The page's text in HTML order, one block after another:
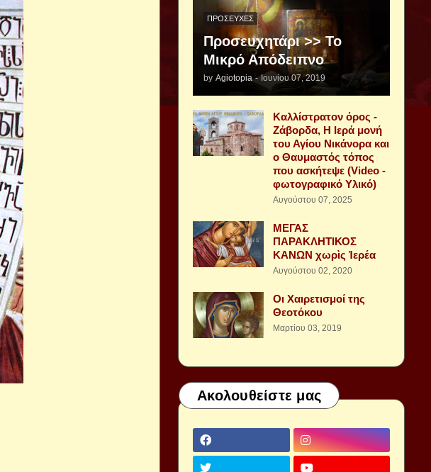
ΠΡΟΣΕΥΧΈΣ
Προσευχητάρι >> Το
Μικρό Απόδειπνο
by Agiotopia - Ιουνίου 07, 2019
Καλλίστρατον όρος -
Ζάβορδα, Η Ιερά μονή
του Αγίου Νικάνορα και
ο Θαυμαστός τόπος
που ασκήτεψε (Video -
φωτογραφικό Υλικό)
Αυγούστου 07, 2025
ΜΕΓΑΣ
ΠΑΡΑΚΛΗΤΙΚΟΣ
ΚΑΝΩΝ χωρὶς Ἱερέα
Αυγούστου 02, 2020
Οι Χαιρετισμοί της
Θεοτόκου
Μαρτίου 03, 2019
Ακολουθείστε μας